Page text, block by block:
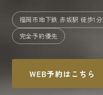
福岡市地下鉄 赤坂駅 徒歩1分
完全予約優先
WEB予約はこちら